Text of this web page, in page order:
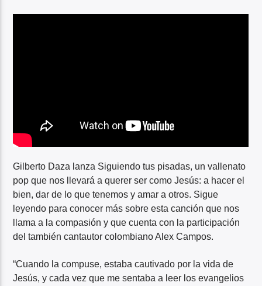
Gilberto Daza lanza Siguiendo tus pisadas, un vallenato
pop que nos llevará a querer ser como Jesús: a hacer el
bien, dar de lo que tenemos y amar a otros. Sigue
leyendo para conocer más sobre esta canción que nos
llama a la compasión y que cuenta con la participación
del también cantautor colombiano Alex Campos.
“Cuando la compuse, estaba cautivado por la vida de
Jesús, y cada vez que me sentaba a leer los evangelios